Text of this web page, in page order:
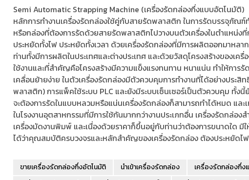
Semi Automatic Strapping Machine (เครื่องรัดกล่องกึ่งแบบอัตโนมัติ)
หลักการทำงานเครื่องรัดกล่องใช้คู่กับสายรัดพลาสติก ในการรัดบรรจุภัณฑ์ทั่
หรือกล่องที่ต้องการรัดด้วยสายรัดพลาสติกไปวางบนตัวเครื่องในตำแหน่งที่
ประหยัดทั้งไฟ ประหยัดทั้งเวลา ด้วยเครื่องรัดกล่องที่มีการผลิตออกมาหล
ท่านทั้งมีการผลิตในประเทศและต่างประเทศ และด้วยวัสดุโครงสร้างของเ
ใช้งานและที่สำคัญคือโครงสร้างมีความแข็งแรงทนทาน หนาแน่น ทำให้กา
เคลื่อนย้ายง่าย ในตัวเครื่องรัดกล่องมีตัวควบคุมการทำงานที่ได้อย่างประสิ
พลาสติก) การแพ็คใช้ระบบ PLC และยังมีระบบเซ็นเซอร์เป็นตัวควบคุม ทั้ง
จะต้องการรัดในแบบหลวมหรือแน่นเครื่องรัดกล่องก็สามารถทำได้หมด แล
ในโรงงานอุตสาหกรรมที่มีการใช้กันมากกว่างานประเภทอื่น เครื่องรัดกล่อง
เครื่องมัดงานพิมพ์ และเนื่องด้วยราคาก็ขึ้นอยู่กับท่านว่าต้องการขนาดใด มี
ได้ว่าคุณสมบัติครบวงจรและหลักสำคัญของเครื่องรัดกล่อง ต้องประหยัดไฟ
ขายเครื่องรัดกล่องกึ่งอัตโนมัติ นำเข้าเครื่องรัดกล่อง
เครื่องรัดกล่องกึ่ง